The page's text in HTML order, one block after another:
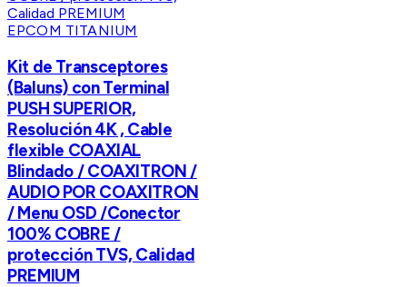
EPCOM TITANIUM
Kit de Transceptores
(Baluns) con Terminal
PUSH SUPERIOR,
Resolución 4K , Cable
flexible COAXIAL
Blindado / COAXITRON /
AUDIO POR COAXITRON
/ Menu OSD /Conector
100% COBRE /
protección TVS, Calidad
PREMIUM